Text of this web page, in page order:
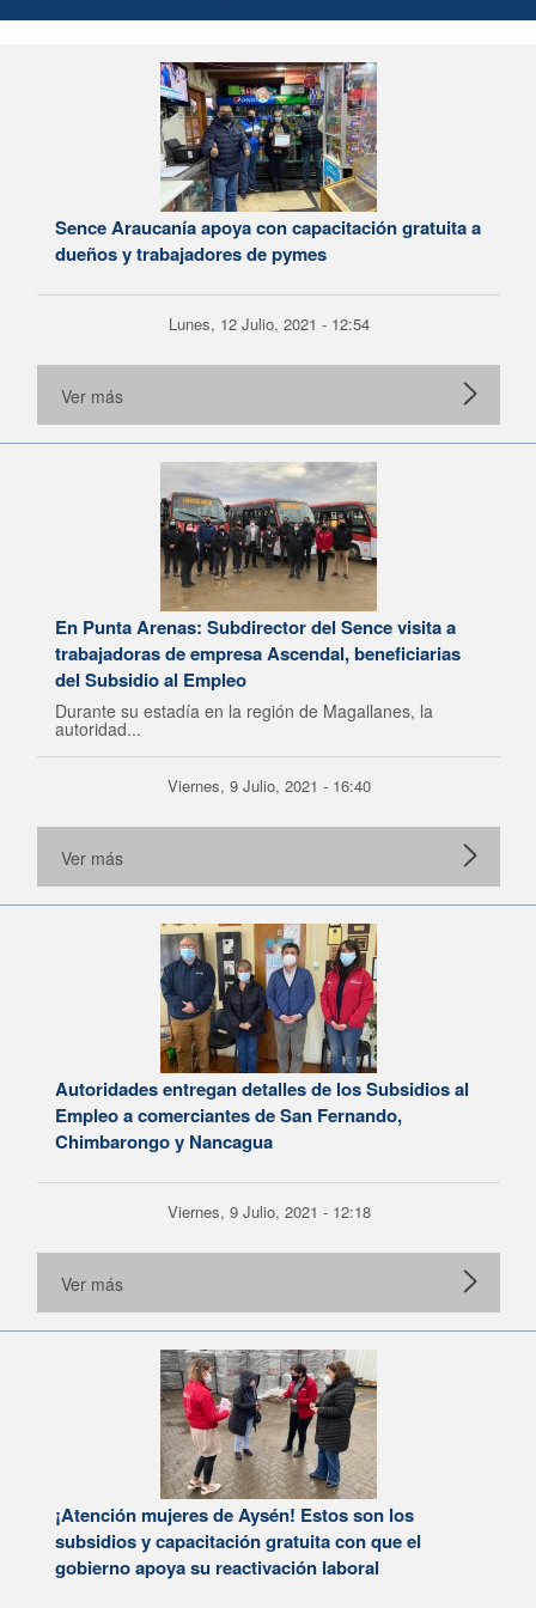
Sence Araucanía apoya con capacitación gratuita a
dueños y trabajadores de pymes
Lunes, 12 Julio, 2021 - 12:54
Ver más
En Punta Arenas: Subdirector del Sence visita a
trabajadoras de empresa Ascendal, beneficiarias
del Subsidio al Empleo
Durante su estadía en la región de Magallanes, la
autoridad...
Viernes, 9 Julio, 2021 - 16:40
Ver más
Autoridades entregan detalles de los Subsidios al
Empleo a comerciantes de San Fernando,
Chimbarongo y Nancagua
Viernes, 9 Julio, 2021 - 12:18
Ver más
¡Atención mujeres de Aysén! Estos son los
subsidios y capacitación gratuita con que el
gobierno apoya su reactivación laboral